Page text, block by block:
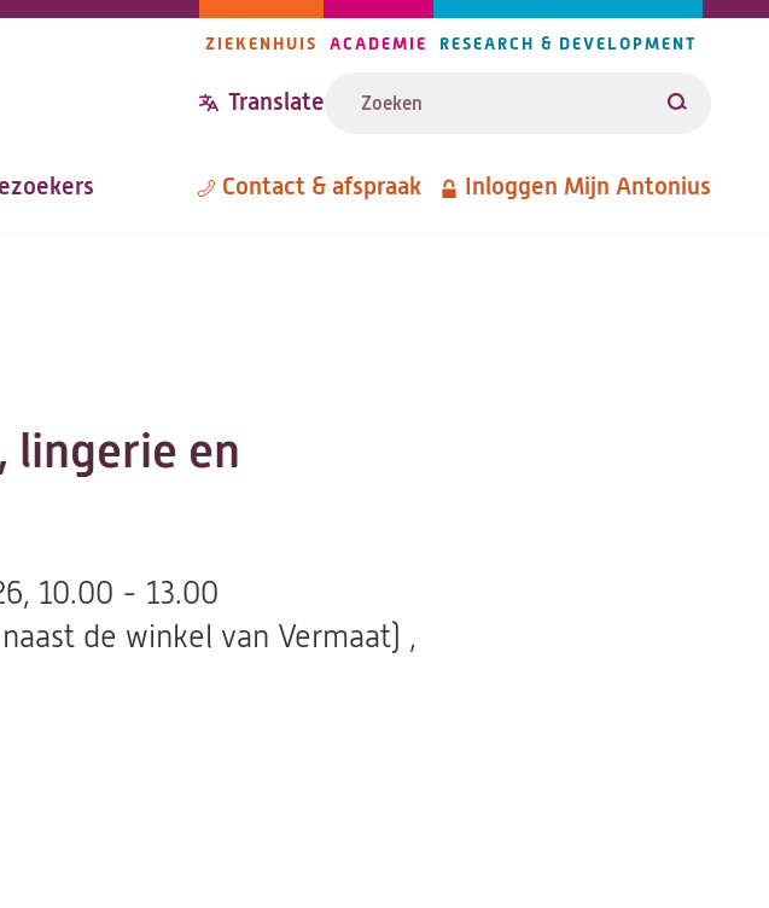
navigatie
ZIEKENHUIS ACADEMIE RESEARCH & DEVELOPMENT
Translate Zoeken
Metanavigatie
Contact & afspraak Inloggen Mijn Antonius
lingerie en
10.00 - 13.00
de winkel van Vermaat) ,